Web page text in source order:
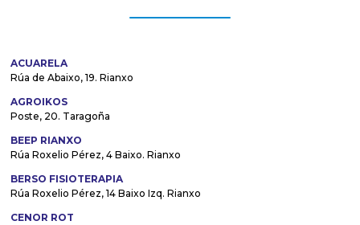
ACUARELA
Rúa de Abaixo, 19. Rianxo
AGROIKOS
Poste, 20. Taragoña
BEEP RIANXO
Rúa Roxelio Pérez, 4 Baixo. Rianxo
BERSO FISIOTERAPIA
Rúa Roxelio Pérez, 14 Baixo Izq. Rianxo
CENOR ROT